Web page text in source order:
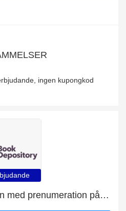
ingen kupongkod
Exklusiva erbjudanden med prenumeration på nyhetsbrev + 5.7% rabatt